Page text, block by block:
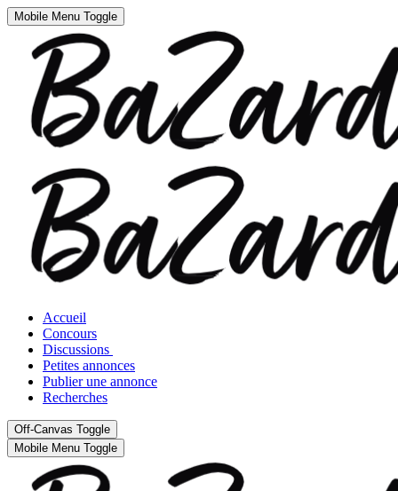
Mobile Menu Toggle
Accueil
Concours
Discussions
Petites annonces
Publier une annonce
Recherches
Off-Canvas Toggle
Mobile Menu Toggle